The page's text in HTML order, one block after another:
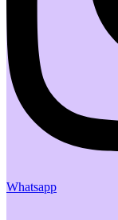
Whatsapp